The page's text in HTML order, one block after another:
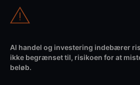
Al handel og investering indebærer
ikke begrænset til, risikoen for at
beløb.